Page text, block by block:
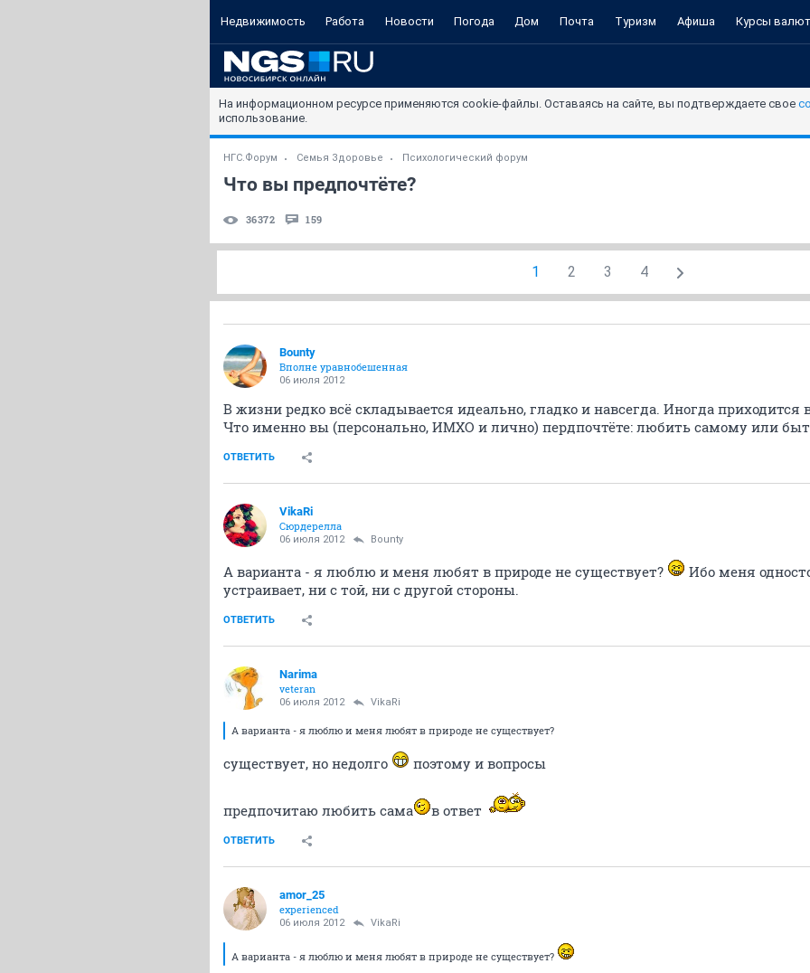
Недвижимость Работа Новости Погода Дом Почта Туризм Афиша Курсы валют
На информационном ресурсе применяются cookie-файлы. Оставаясь на сайте, вы подтверждаете свое
использование.
НГС.Форум Семья Здоровье Психологический форум
Что вы предпочтёте?
36372 159
1 2 3 4
Bounty
Вполне уравнобешенная
06 июля 2012
В жизни редко всё складывается идеально, гладко и навсегда. Иногда приходится
Что именно вы (персонально, ИМХО и лично) пердпочтёте: любить самому или
ОТВЕТИТЬ
VikaRi
Сюрдерелла
06 июля 2012 Bounty
А варианта - я люблю и меня любят в природе не существует?
Ибо меня
устраивает, ни с той, ни с другой стороны.
ОТВЕТИТЬ
Narima
veteran
06 июля 2012 VikaRi
А варианта - я люблю и меня любят в природе не существует?
существует, но недолго поэтому и вопросы
предпочитаю любить сама в ответ
ОТВЕТИТЬ
amor_25
experienced
06 июля 2012 VikaRi
А варианта - я люблю и меня любят в природе не существует?